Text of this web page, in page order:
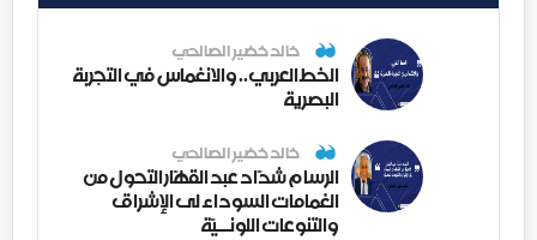
خالد خضير الصالحي
الخط العربي.. والانغماس في التجربة
البصرية
خالد خضير الصالحي
الرسام شدّاد عبد القهّار التحول من
الغمامات السوداء لى الإشراق
والتنوعات اللونــيّة